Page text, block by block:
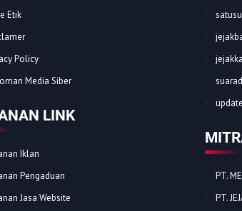
Etik
Policy
Media Siber
LINK
Iklan
Pengaduan
Jasa Website
PT.
PT.